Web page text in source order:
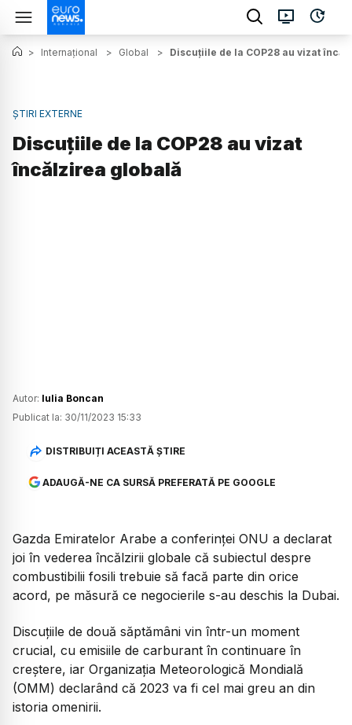
> Internațional > Global > Discuțiile de la COP28 au vizat
ȘTIRI EXTERNE
Discuțiile de la COP28 au vizat
încălzirea globală
Autor: Iulia Boncan
Publicat la: 30/11/2023 15:33
DISTRIBUIȚI ACEASTĂ ȘTIRE
ADAUGĂ-NE CA SURSĂ PREFERATĂ PE GOOGLE
Gazda Emiratelor Arabe a conferinței ONU a declarat
joi în vederea încălzirii globale că subiectul despre
combustibilii fosili trebuie să facă parte din orice
acord, pe măsură ce negocierile s-au deschis la Dubai.
Discuțiile de două săptămâni vin într-un moment
crucial, cu emisiile de carburant în continuare în
creștere, iar Organizația Meteorologică Mondială
(OMM) declarând că 2023 va fi cel mai greu an din
istoria omenirii.